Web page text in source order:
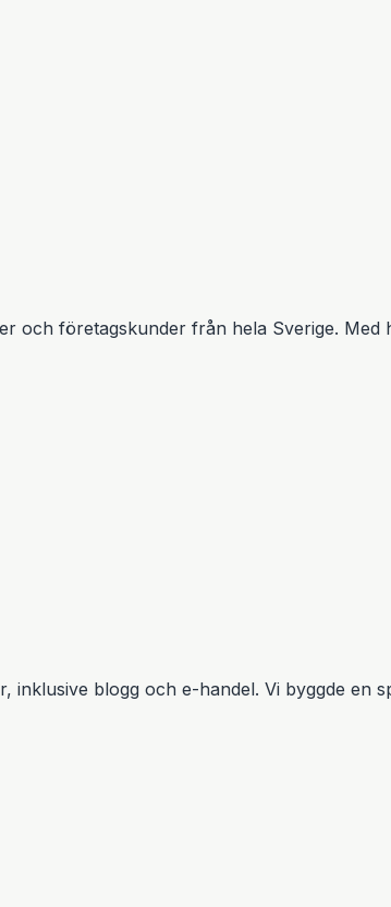
och företagskunder från hela Sverige. Med
blogg och e-handel. Vi byggde en